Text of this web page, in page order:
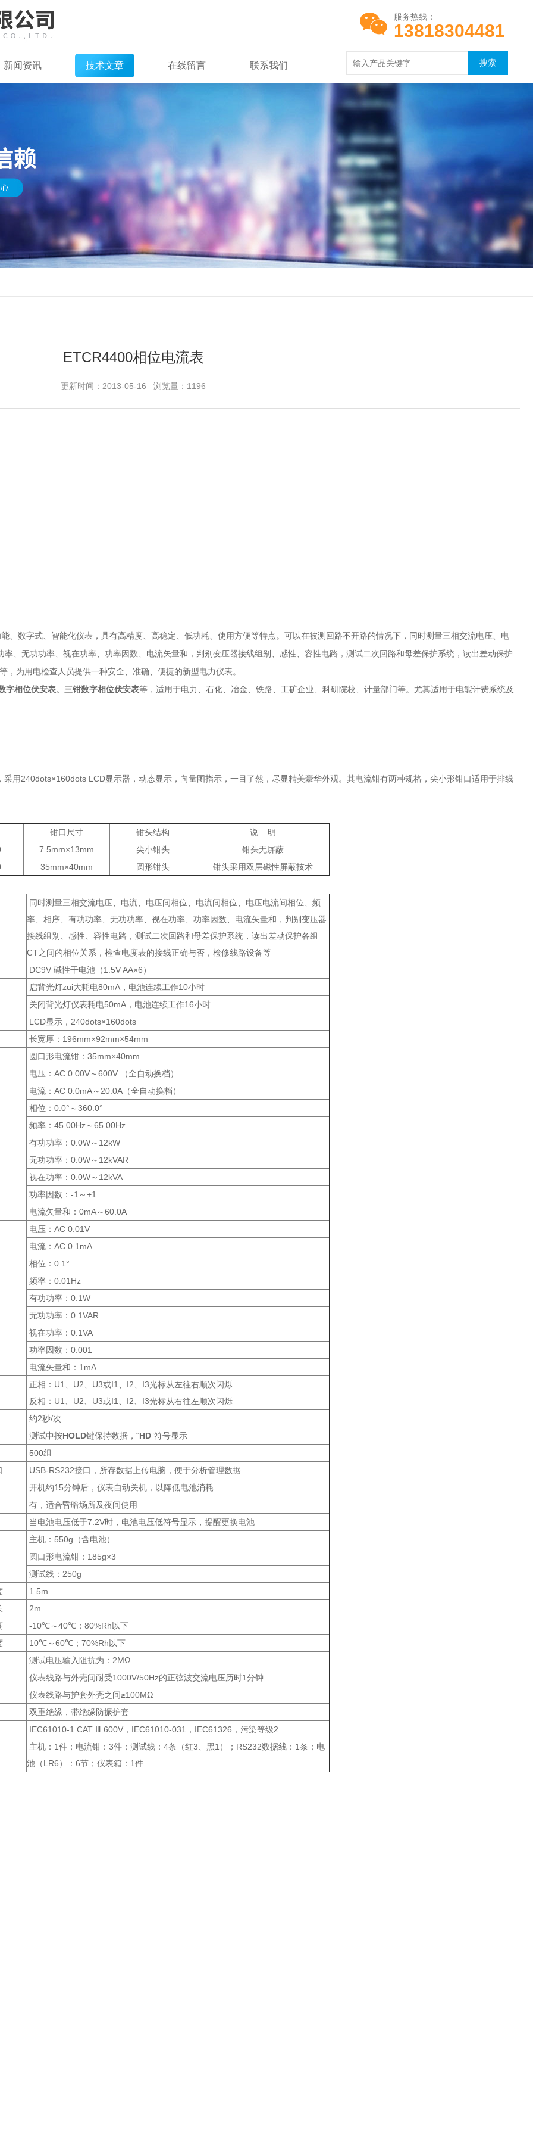
服务热线：
13818304481
新闻资讯 技术文章 在线留言 联系我们
ETCR4400相位电流表
更新时间：2013-05-16 浏览量：1196
、数字式、智能化仪表，具有高精度、高稳定、低功耗、使用方便等特点。可以在被测回路不开路的情况下，同时测量三相交流电压、电
、无功功率、视在功率、功率因数、电流矢量和，判别变压器接线组别、感性、容性电路，测试二次回路和母差保护系统，读出差动保护
为用电检查人员提供一种安全、准确、便捷的新型电力仪表。
字相位伏安表、 三钳数字相位伏安表等，适用于电力、石化、冶金、铁路、工矿企业、科研院校、计量部门等。尤其适用于电能计费系统及
用240dots×160dots LCD显示器，动态显示，向量图指示，一目了然，尽显精美豪华外观。其电流钳有两种规格，尖小形钳口适用于排线
钳口尺寸 钳头结构
说 明
7.5mm×13mm 尖小钳头
钳头无屏蔽
35mm×40mm 圆形钳头
钳头采用双层磁性屏蔽技术
同时测量三相交流电压、电流、电压间相位、电流间相位、电压电流间相位、频
率、相序、有功功率、无功功率、视在功率、功率因数、电流矢量和，判别变压器
接线组别、感性、容性电路，测试二次回路和母差保护系统，读出差动保护各组
CT之间的相位关系，检查电度表的接线正确与否，检修线路设备等
DC9V 碱性干电池（1.5V AA×6）
启背光灯zui大耗电80mA，电池连续工作10小时
关闭背光灯仪表耗电50mA，电池连续工作16小时
LCD显示，240dots×160dots
长宽厚：196mm×92mm×54mm
圆口形电流钳：35mm×40mm
电压：AC 0.00V～600V （全自动换档）
电流：AC 0.0mA～20.0A（全自动换档）
相位：0.0°～360.0°
频率：45.00Hz～65.00Hz
有功功率：0.0W～12kW
无功功率：0.0W～12kVAR
视在功率：0.0W～12kVA
功率因数：-1～+1
电流矢量和：0mA～60.0A
电压：AC 0.01V
电流：AC 0.1mA
相位：0.1°
频率：0.01Hz
有功功率：0.1W
无功功率：0.1VAR
视在功率：0.1VA
功率因数：0.001
电流矢量和：1mA
正相：U1、U2、U3或I1、I2、I3光标从左往右顺次闪烁
反相：U1、U2、U3或I1、I2、I3光标从右往左顺次闪烁
约2秒/次
测试中按HOLD键保持数据，“HD”符号显示
500组
USB-RS232接口，所存数据上传电脑，便于分析管理数据
开机约15分钟后，仪表自动关机，以降低电池消耗
有，适合昏暗场所及夜间使用
当电池电压低于7.2V时，电池电压低符号显示，提醒更换电池
主机：550g（含电池）
圆口形电流钳：185g×3
测试线：250g
1.5m
2m
-10℃～40℃；80%Rh以下
10℃～60℃；70%Rh以下
测试电压输入阻抗为：2MΩ
仪表线路与外壳间耐受1000V/50Hz的正弦波交流电压历时1分钟
仪表线路与护套外壳之间≥100MΩ
双重绝缘，带绝缘防振护套
IEC61010-1 CAT Ⅲ 600V，IEC61010-031，IEC61326，污染等级2
主机：1件；电流钳：3件；测试线：4条（红3、黑1）；RS232数据线：1条；电
池（LR6）：6节；仪表箱：1件